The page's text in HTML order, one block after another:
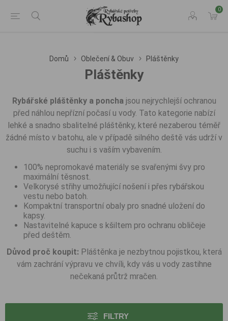
0
Domů Oblečení & Obuv Pláštěnky
Pláštěnky
Rybářské pláštěnky a ponchajsou nejrychlejší ochranou
před náhlou nepřízní počasí u vody. Tato kategorie nabízí
lehké a snadno sbalitelné pláštěnky, které nezaberou téměř
žádné místo v batohu, ale v případě silného deště vás udrží v
suchu i s vaším vybavením.
100% nepromokavé materiály se svařenými švy pro
maximální těsnost.
Velkorysé střihy umožňující nošení i přes rybářskou
vestu nebo batoh.
Kompaktní transportní obaly pro snadné uložení do
kapsy.
Nastavitelné kapuce s kšiltem pro ochranu obličeje
před deštěm.
Důvod proč koupit: Pláštěnka je nezbytnou pojistkou, která
vám zachrání výpravu ve chvíli, kdy vás u vody zastihne
nečekaná průtrž mračen.
FILTRY